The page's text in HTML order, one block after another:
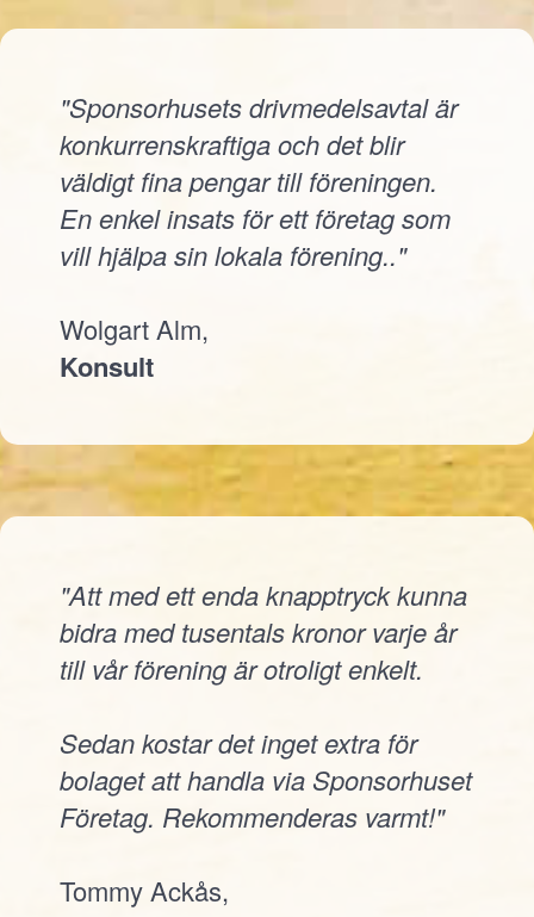
"Sponsorhusets drivmedelsavtal är
konkurrenskraftiga och det blir
väldigt fina pengar till föreningen.
En enkel insats för ett företag som
vill hjälpa sin lokala förening.."
Wolgart Alm,
Konsult
"Att med ett enda knapptryck kunna
bidra med tusentals kronor varje år
till vår förening är otroligt enkelt.
Sedan kostar det inget extra för
bolaget att handla via Sponsorhuset
Företag. Rekommenderas varmt!"
Tommy Ackås,